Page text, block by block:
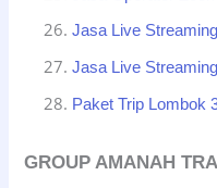
Jasa Live
Jasa Live
Paket Trip Lombok
GROUP AMANAH